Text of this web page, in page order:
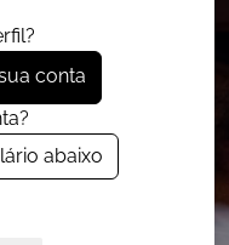
conta
abaixo